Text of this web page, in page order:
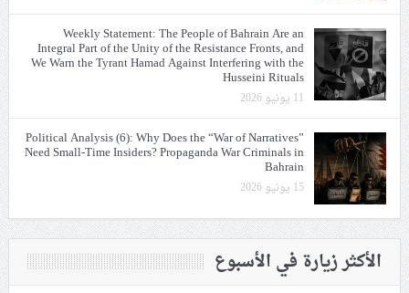
Weekly Statement: The People of Bahrain Are an
Integral Part of the Unity of the Resistance Fronts, and
We Warn the Tyrant Hamad Against Interfering with the
Husseini Rituals
11 يونيو 2026
Political Analysis (6): Why Does the “War of Narratives”
Need Small-Time Insiders? Propaganda War Criminals in
Bahrain
15 يونيو 2026
الأكثر زيارة في الأسبوع